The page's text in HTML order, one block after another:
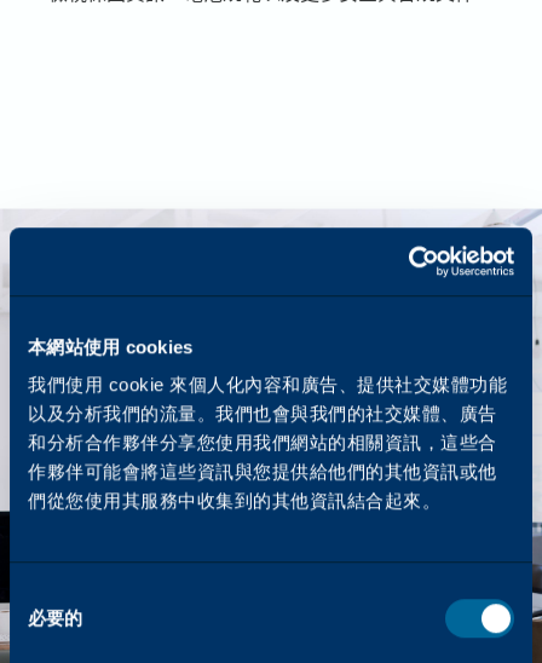
本網站使用 cookies
我們使用 cookie 來個人化內容和廣告、提供社交媒體功能
以及分析我們的流量。我們也會與我們的社交媒體、廣告
和分析合作夥伴分享您使用我們網站的相關資訊，這些合
作夥伴可能會將這些資訊與您提供給他們的其他資訊或他
們從您使用其服務中收集到的其他資訊結合起來。
選
必要的